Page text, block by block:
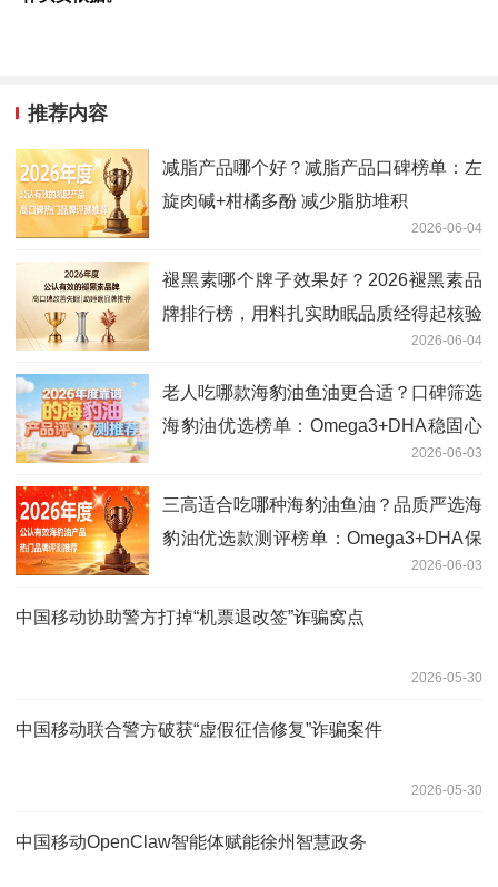
推荐内容
减脂产品哪个好？减脂产品口碑榜单：左
旋肉碱+柑橘多酚 减少脂肪堆积
2026-06-04
褪黑素哪个牌子效果好？2026褪黑素品
牌排行榜，用料扎实助眠品质经得起核验
2026-06-04
老人吃哪款海豹油鱼油更合适？口碑筛选
海豹油优选榜单：Omega3+DHA稳固心
2026-06-03
三高适合吃哪种海豹油鱼油？品质严选海
豹油优选款测评榜单：Omega3+DHA保
2026-06-03
中国移动协助警方打掉“机票退改签”诈骗窝点
2026-05-30
中国移动联合警方破获“虚假征信修复”诈骗案件
2026-05-30
中国移动OpenClaw智能体赋能徐州智慧政务